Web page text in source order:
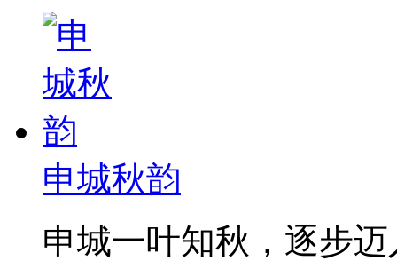
申城秋韵
申城一叶知秋，逐步